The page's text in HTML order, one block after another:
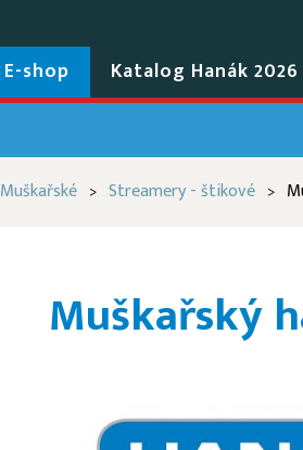
E-shop Katalog Hanák 2026
Muškařské > Streamery - štikové >
Muškařský